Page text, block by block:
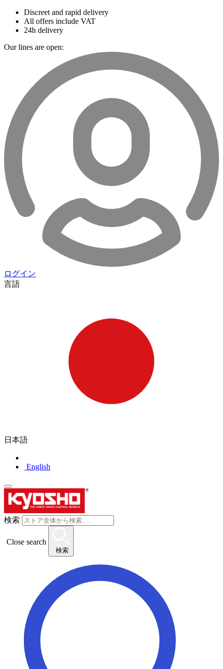
Discreet and rapid delivery
All offers include VAT
24h delivery
Our lines are open:
ログイン
言語
日本語
English
検索
Close search
検索